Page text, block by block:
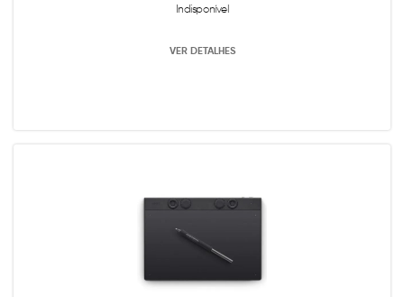
Indisponível
VER DETALHES